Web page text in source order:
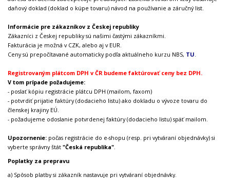
daňový doklad (doklad o kúpe tovaru) návod na používanie a záručný list.
Informácie pre zákazníkov z Českej republiky
Zákazníci z Českej republiky sú našimi častými zákazníkmi.
Fakturácia je možná v CZK, alebo aj v EUR.
Ceny sú prepočítavané automaticky podľa aktuálneho kurzu NBS, TU.
Registrovaným plátcom DPH v ČR budeme faktúrovať ceny bez DPH.
V tom prípade požadujeme:
- poslať kópiu registrácie plátcu DPH (mailom, faxom)
- potvrdiť prijatie faktúry (dodacieho listu) ako dokladu o vývoze tovaru do
členskej krajiny EÚ.
- požadujeme odoslanie potvrdenej faktúry (dodacieho listu) späť mailom.
Upozornenie: počas registrácie do e-shopu (resp. pri vytváraní objednávky) si
vyberte správny štát "Česká republika".
Poplatky za prepravu
a) Spôsob platby si zákazník nastavuje pri vytváraní objednávky.